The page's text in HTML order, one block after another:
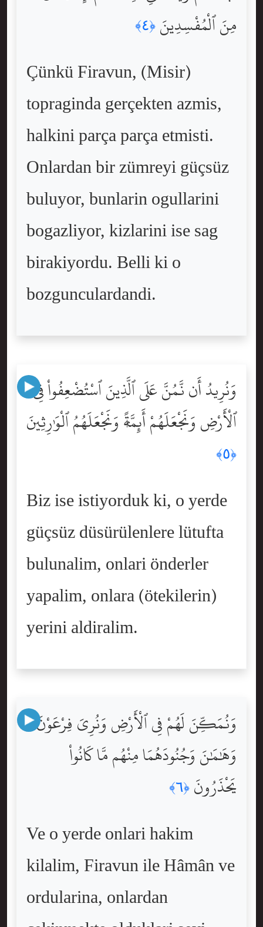
مِنَ ٱلْمُفْسِدِينَ ﴿٤﴾
Çünkü Firavun, (Misir)
topraginda gerçekten azmis,
halkini parça parça etmisti.
Onlardan bir zümreyi güçsüz
buluyor, bunlarin ogullarini
bogazliyor, kizlarini ise sag
birakiyordu. Belli ki o
bozgunculardandi.
وَنُرِيدُ أَن نَّمُنَّ عَلَى ٱلَّذِينَ ٱسْتُضْعِفُواْ فِى
ٱلْأَرْضِ وَنَجْعَلَهُمْ أَئِمَّةًۭ وَنَجْعَلَهُمُ ٱلْوَٰرِثِينَ
﴿٥﴾
Biz ise istiyorduk ki, o yerde
güçsüz düsürülenlere lütufta
bulunalim, onlari önderler
yapalim, onlara (ötekilerin)
yerini aldiralim.
وَنُمَكِّنَ لَهُمْ فِى ٱلْأَرْضِ وَنُرِىَ فِرْعَوْنَ
وَهَٰمَٰنَ وَجُنُودَهُمَا مِنْهُم مَّا كَانُواْ
يَحْذَرُونَ ﴿٦﴾
Ve o yerde onlari hakim
kilalim, Firavun ile Hâmân ve
ordularina, onlardan